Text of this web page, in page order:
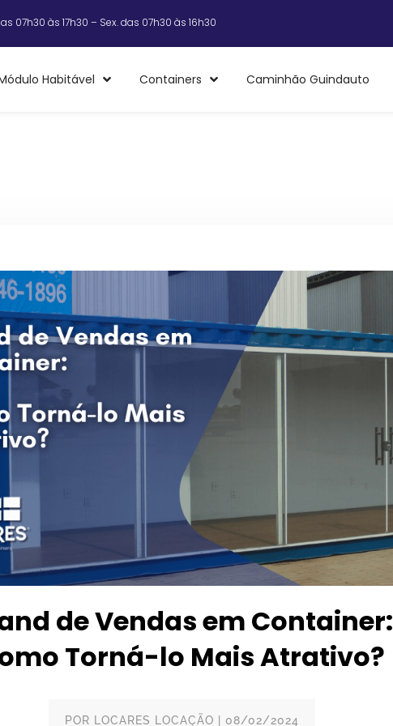
07h30 às 17h30 – Sex. das 07h30 às 16h30
Habitável Containers Caminhão Guindauto
de Vendas em Container:
Torná-lo Mais Atrativo?
POR LOCARES LOCAÇÃO 08/02/2024